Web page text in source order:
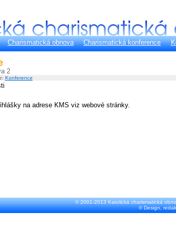
Charismatická obnova Charismatická konference
2
Konference
na adrese KMS viz webové stránky.
© 2001-2013 Katolická charismatická
© Design,